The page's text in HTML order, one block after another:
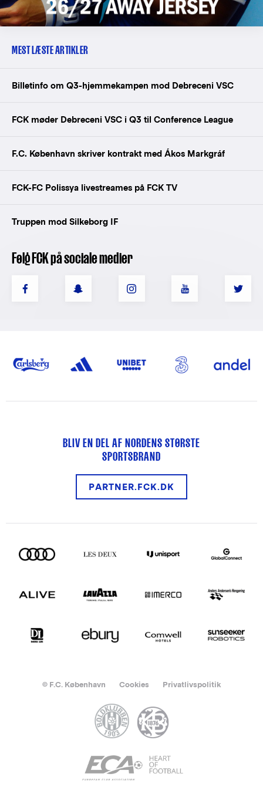
MEST LÆSTE ARTIKLER
Billetinfo om Q3-hjemmekampen mod Debreceni VSC
FCK møder Debreceni VSC i Q3 til Conference League
F.C. København skriver kontrakt med Ákos Markgráf
FCK-FC Polissya livestreames på FCK TV
Truppen mod Silkeborg IF
Følg FCK på sociale medier
BLIV EN DEL AF NORDENS STØRSTE
SPORTSBRAND
PARTNER.FCK.DK
© F.C. København Cookies Privatlivspolitik